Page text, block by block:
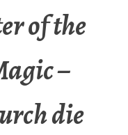
of the
–
die